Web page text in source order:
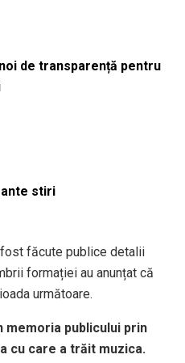
de transparență pentru
stiri
fost făcute publice detalii
formației au anunțat că
următoare.
memoria publicului prin
cu care a trăit muzica.